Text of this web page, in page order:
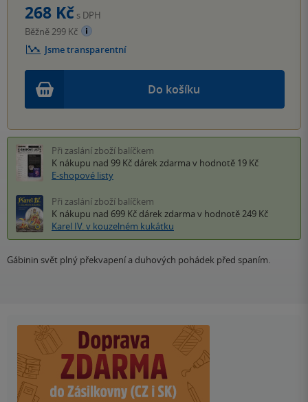
Do košíku
268 Kč s DPH
Běžně 299 Kč
Jsme transparentní
Při zaslání zboží balíčkem
K nákupu nad 99 Kč dárek zdarma v hodnotě 19 Kč
E-shopové listy
Při zaslání zboží balíčkem
K nákupu nad 699 Kč dárek zdarma v hodnotě 249 Kč
Karel IV. v kouzelném kukátku
Gábinin svět plný překvapení a duhových pohádek před spaním.